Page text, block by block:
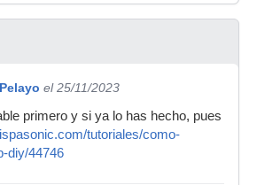
el 25/11/2023
primero y si ya lo has hecho, pues
tutoriales/como-
diy/44746